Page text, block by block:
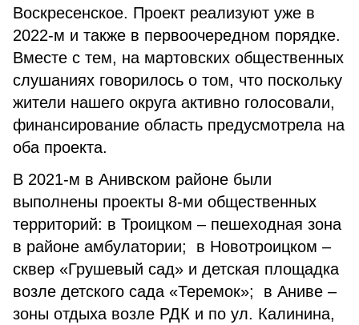
Воскресенское. Проект реализуют уже в
2022-м и также в первоочередном порядке.
Вместе с тем, на мартовских общественных
слушаниях говорилось о том, что поскольку
жители нашего округа активно голосовали,
финансирование область предусмотрела на
оба проекта.
В 2021-м в Анивском районе были
выполнены проекты 8-ми общественных
территорий: в Троицком – пешеходная зона
в районе амбулатории; в Новотроицком –
сквер «Грушевый сад» и детская площадка
возле детского сада «Теремок»; в Аниве –
зоны отдыха возле РДК и по ул. Калинина,